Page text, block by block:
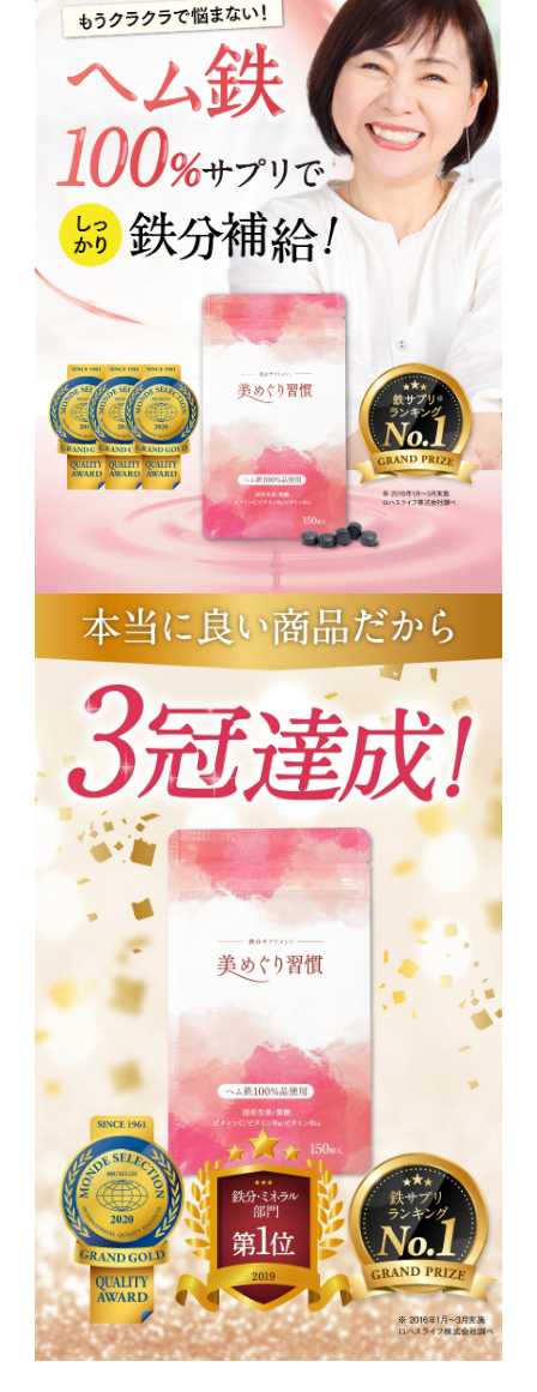
医者様にご相談ください。
が現れますか？
A. 体調の変化をご実感される時期
は個人差がありますが、3～６カ
月と比較的短期間でのご実感をい
ただいている声を多く頂いていま
す。ただし、鉄分やビタミンは、
長期的な摂取で効果が期待される
サプリメントです。特に、日ごろ
から不足しがちな栄養素ですの
で、生活習慣を見直して、毎日の
健康のために出来る限り続けられ
てください。
Q. 生理中だけの飲用でもい
いですか？
A. 月経中は、1日平均約2mgの鉄
分が失われているため、積極的に
飲んでいただきたい時期です。ま
た、月経以外にも、汗や尿などか
ら鉄分は日々体内から失われてい
ます。日ごろから不足しがちな栄
養素ですので、食事から鉄分をき
ちんと摂取できていない方は毎日
お飲みいただくことをおすすめし
ます。
Q. 男性も飲用してもいいです
A. 男性でもお飲みいただけます。
女性だけでなく、鉄分は男性も不
足しがちな栄養素です。1日の摂
取推奨量を目安に、毎日の健康の
ためにお飲みいただくことをおす
すめします。
Q. 尿が黄色くなるのは問題
ないですか？
A. ビタミンは必要量が吸収される
と、余分なものは尿中に排出され
ます。尿が黄色いのは、ビタミン
Ｃ・Ｂ6・Ｂ12・葉酸を十分に摂
取できている証拠です。
Q. 胃が弱い人でも大丈夫で
すか？
A. 美めぐり習慣の鉄分は、体内に
吸収されやすい「ヘム鉄」100％
です。吸収率の低い「非ヘム鉄」
と比べて胃への負担が少なく、鉄
剤や市販の非ヘム鉄のサプリメン
ト（ピロリン酸鉄やクエン酸鉄）
が苦手な方でも安心してお飲みい
ただけます。胃への負担が気にな
る場合は、空腹時ではなく食後に
お飲みいただくことをおすすめし
ます。